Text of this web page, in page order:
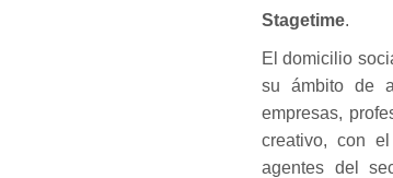
Stagetime.
El domicilio
su ámbito de
empresas,
creativo, con
agentes del